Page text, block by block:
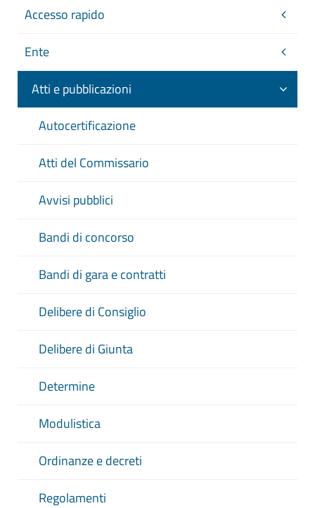
Data
Da
Accesso rapido
Ente
Atti e pubblicazioni
Autocertificazione
Atti del Commissario
Avvisi pubblici
Bandi di concorso
Bandi di gara e contratti
Delibere di Consiglio
Delibere di Giunta
Determine
Modulistica
Ordinanze e decreti
Regolamenti